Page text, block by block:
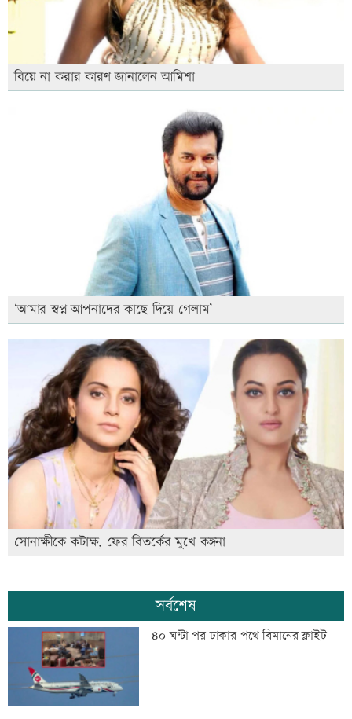
বিয়ে না করার কারণ জানালেন আমিশা
‘আমার স্বপ্ন আপনাদের কাছে দিয়ে গেলাম’
সোনাক্ষীকে কটাক্ষ, ফের বিতর্কের মুখে কঙ্গনা
সর্বশেষ
৪০ ঘণ্টা পর ঢাকার পথে বিমানের ফ্লাইট